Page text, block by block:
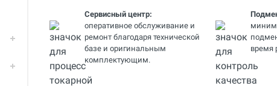
Сервисный центр:
оперативное обслуживание и
ремонт благодаря технической
базе и оригинальным
комплектующим.
время